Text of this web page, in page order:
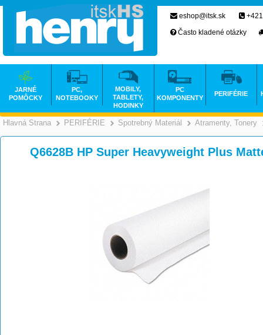
Hlavná Strana >
PERIFÉRIE >
Spotrebný Materiál >
Atramenty, Tonery
Q6628B HP Super Heavyweight Plus
eshop@itsk.sk
Často kladené otázky
JARNÉ
POMÔCKY
PC,
NOTEBOOKY
MOBILY,
TABLETY,
HODINKY
PC
KOMPONENTY
PERIFÉRIE